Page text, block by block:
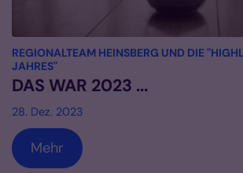
REGIONALTEAM HEINSBERG UND DIE
JAHRES":
DAS WAR 2023 ...
28. Dez. 2023
Mehr